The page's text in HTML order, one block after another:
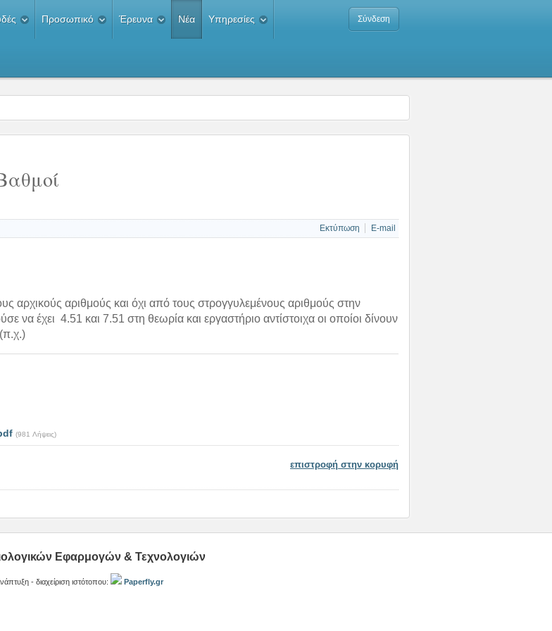
Προσωπικό Έρευνα Νέα Υπηρεσίες Σύνδεση
Εκτύπωση E-mail
αρχικούς αριθμούς και όχι από τους στρογγυλεμένους αριθμούς στην
να έχει 4.51 και 7.51 στη θεωρία και εργαστήριο αντίστοιχα οι οποίοι δίνουν
(981 Λήψεις)
επιστροφή στην κορυφή
Εφαρμογών & Τεχνολογιών
- διαχείριση ιστότοπου: Paperfly.gr